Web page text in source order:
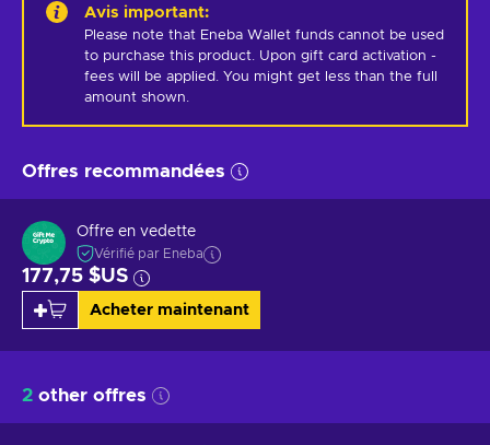
Avis important:
Please note that Eneba Wallet funds cannot be used
to purchase this product. Upon gift card activation -
fees will be applied. You might get less than the full
amount shown.
Offres recommandées
Offre en vedette
Vérifié par Eneba
177,75 $US
Acheter maintenant
2 other offres